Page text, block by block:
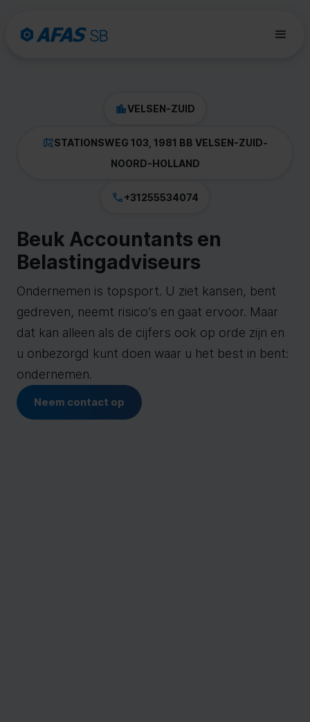
VELSEN-ZUID
STATIONSWEG 103, 1981 BB VELSEN-ZUID-
NOORD-HOLLAND
+31255534074
Beuk Accountants en
Belastingadviseurs
Ondernemen is topsport. U ziet kansen, bent
gedreven, neemt risico’s en gaat ervoor. Maar
dat kan alleen als de cijfers ook op orde zijn en
u onbezorgd kunt doen waar u het best in bent:
ondernemen.
Neem contact op